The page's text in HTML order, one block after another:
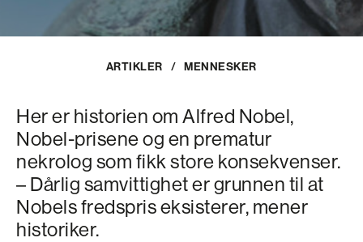
ARTIKLER / MENNESKER
Her er historien om Alfred Nobel,
Nobel-prisene og en prematur
nekrolog som fikk store konsekvenser.
– Dårlig samvittighet er grunnen til at
Nobels fredspris eksisterer, mener
historiker.